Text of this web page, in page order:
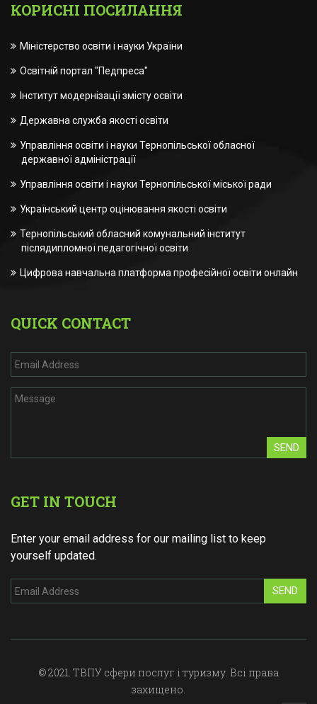
КОРИСНІ ПОСИЛАННЯ
Міністерство освіти і науки України
Освітній портал "Педпреса"
Інститут модернізації змісту освіти
Державна служба якості освіти
Управління освіти і науки Тернопільської обласної
державної адміністрації
Управління освіти і науки Тернопільської міської ради
Український центр оцінювання якості освіти
Тернопільський обласний комунальний інститут
післядипломної педагогічної освіти
Цифрова навчальна платформа професійної освіти онлайн
QUICK CONTACT
SEND
GET IN TOUCH
Enter your email address for our mailing list to keep
yourself updated.
SEND
© 2021. ТВПУ сфери послуг і туризму. Всі права
захищено.